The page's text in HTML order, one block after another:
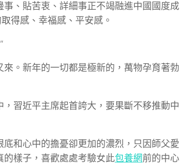
、貼苦衷、詳細事正不竭融進中國國度成
得感、幸福感、平安感。
。新年的一切都是極新的，萬物孕育著勃
習近平主席起首誇大，要果斷不移推動中
底和心中的擔憂卻更加的濃烈，只因師父愛
樣子，喜歡處處考驗女此包養網前的中心